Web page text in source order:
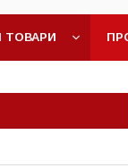
ТОВАРИ